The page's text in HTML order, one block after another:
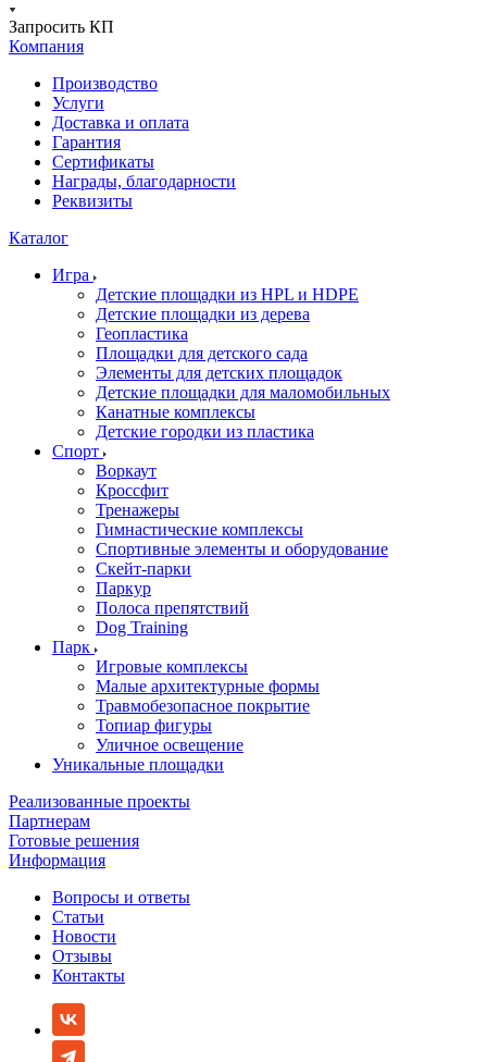
Запросить КП
Компания
Производство
Услуги
Доставка и оплата
Гарантия
Сертификаты
Награды, благодарности
Реквизиты
Каталог
Игра
Детские площадки из HPL и HDPE
Детские площадки из дерева
Геопластика
Площадки для детского сада
Элементы для детских площадок
Детские площадки для маломобильных
Канатные комплексы
Детские городки из пластика
Спорт
Воркаут
Кроссфит
Тренажеры
Гимнастические комплексы
Спортивные элементы и оборудование
Скейт-парки
Паркур
Полоса препятствий
Dog Training
Парк
Игровые комплексы
Малые архитектурные формы
Травмобезопасное покрытие
Топиар фигуры
Уличное освещение
Уникальные площадки
Реализованные проекты
Партнерам
Готовые решения
Информация
Вопросы и ответы
Статьи
Новости
Отзывы
Контакты